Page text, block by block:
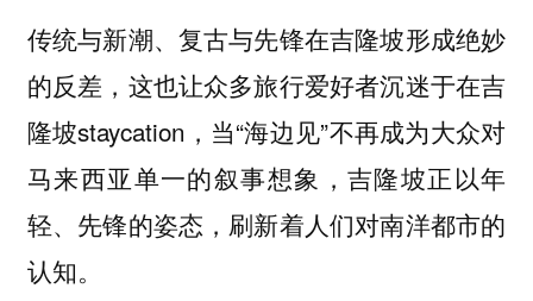
传统与新潮、复古与先锋在吉隆坡形成绝妙
的反差，这也让众多旅行爱好者沉迷于在吉
隆坡staycation，当“海边见”不再成为大众对
马来西亚单一的叙事想象，吉隆坡正以年
轻、先锋的姿态，刷新着人们对南洋都市的
认知。